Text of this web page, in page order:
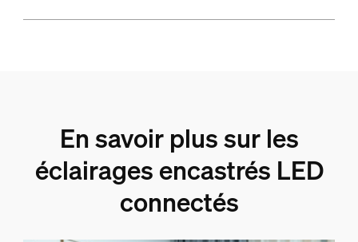
En savoir plus sur les
éclairages encastrés LED
connectés